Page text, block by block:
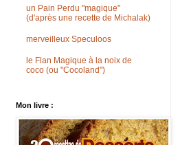
un Pain Perdu "magique"
(d'après une recette de Michalak)
merveilleux Speculoos
le Flan Magique à la noix de
coco (ou "Cocoland")
Mon livre :